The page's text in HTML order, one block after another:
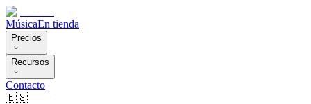
MúsicaEn tienda
Precios
Recursos
Contacto
🇪🇸